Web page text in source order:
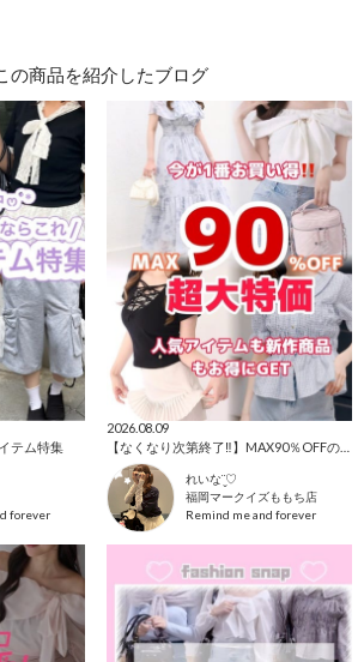
の商品を紹介したブログ
テム特集
forever
2026.08.09
【なくなり次第終了‼️】MAX90％OFFのセールアイテム一覧🌟
れいな¨̮♡
福岡マークイズももち店
Remind me and forever